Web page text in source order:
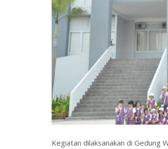
Kegiatan dilaksanakan di Gedung